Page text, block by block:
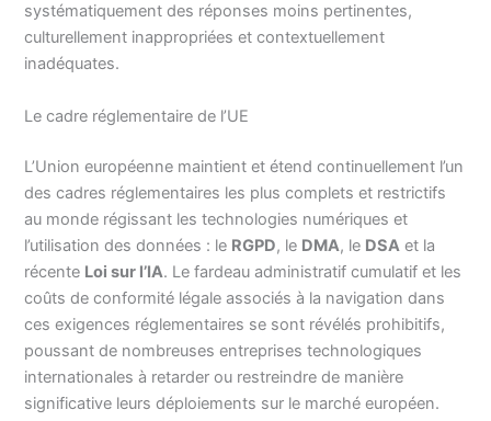
systématiquement des réponses moins pertinentes,
culturellement inappropriées et contextuellement
inadéquates.
Le cadre réglementaire de l’UE
L’Union européenne maintient et étend continuellement l’un
des cadres réglementaires les plus complets et restrictifs
au monde régissant les technologies numériques et
l’utilisation des données : le RGPD, le DMA, le DSA et la
récente Loi sur l’IA. Le fardeau administratif cumulatif et les
coûts de conformité légale associés à la navigation dans
ces exigences réglementaires se sont révélés prohibitifs,
poussant de nombreuses entreprises technologiques
internationales à retarder ou restreindre de manière
significative leurs déploiements sur le marché européen.